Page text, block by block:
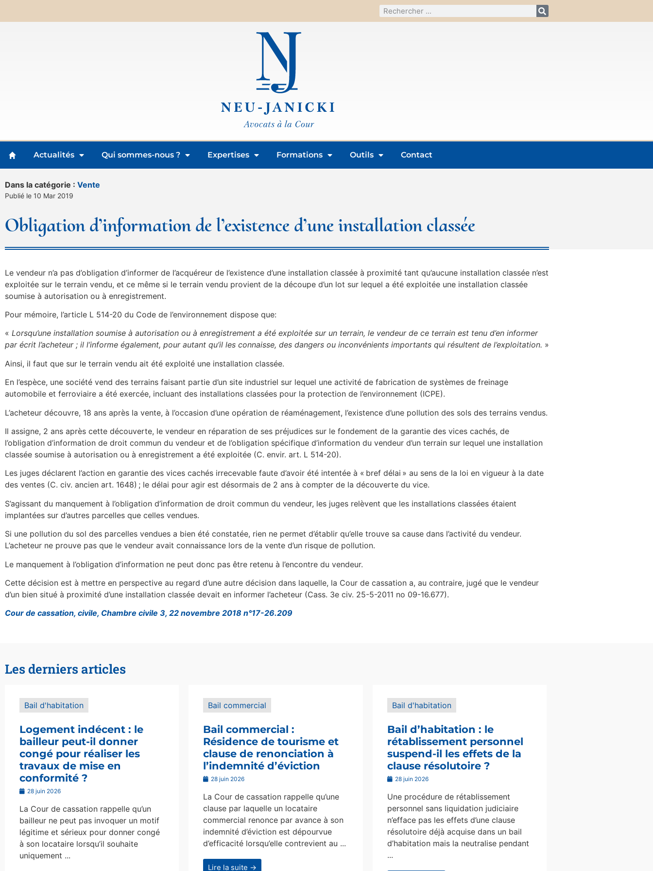
Actualités Qui sommes-nous ? Expertises Formations Outils Contact
Dans la catégorie : Vente
Publié le 10 Mar 2019
Obligation d’information de l’existence d’une installation classée
Le vendeur n’a pas d’obligation d’informer de l’acquéreur de l’existence d’une installation classée à proximité tant qu’aucune installation classée n’est
exploitée sur le terrain vendu, et ce même si le terrain vendu provient de la découpe d’un lot sur lequel a été exploitée une installation classée
soumise à autorisation ou à enregistrement.
Pour mémoire, l’article L 514-20 du Code de l’environnement dispose que:
« Lorsqu’une installation soumise à autorisation ou à enregistrement a été exploitée sur un terrain, le vendeur de ce terrain est tenu d’en informer
par écrit l’acheteur ; il l’informe également, pour autant qu’il les connaisse, des dangers ou inconvénients importants qui résultent de l’exploitation. »
Ainsi, il faut que sur le terrain vendu ait été exploité une installation classée.
En l’espèce, une société vend des terrains faisant partie d’un site industriel sur lequel une activité de fabrication de systèmes de freinage
automobile et ferroviaire a été exercée, incluant des installations classées pour la protection de l’environnement (ICPE).
L’acheteur découvre, 18 ans après la vente, à l’occasion d’une opération de réaménagement, l’existence d’une pollution des sols des terrains vendus.
Il assigne, 2 ans après cette découverte, le vendeur en réparation de ses préjudices sur le fondement de la garantie des vices cachés, de
l’obligation d’information de droit commun du vendeur et de l’obligation spécifique d’information du vendeur d’un terrain sur lequel une installation
classée soumise à autorisation ou à enregistrement a été exploitée (C. envir. art. L 514-20).
Les juges déclarent l’action en garantie des vices cachés irrecevable faute d’avoir été intentée à « bref délai » au sens de la loi en vigueur à la date
des ventes (C. civ. ancien art. 1648) ; le délai pour agir est désormais de 2 ans à compter de la découverte du vice.
S’agissant du manquement à l’obligation d’information de droit commun du vendeur, les juges relèvent que les installations classées étaient
implantées sur d’autres parcelles que celles vendues.
Si une pollution du sol des parcelles vendues a bien été constatée, rien ne permet d’établir qu’elle trouve sa cause dans l’activité du vendeur.
L’acheteur ne prouve pas que le vendeur avait connaissance lors de la vente d’un risque de pollution.
Le manquement à l’obligation d’information ne peut donc pas être retenu à l’encontre du vendeur.
Cette décision est à mettre en perspective au regard d’une autre décision dans laquelle, la Cour de cassation a, au contraire, jugé que le vendeur
d’un bien situé à proximité d’une installation classée devait en informer l’acheteur (Cass. 3e civ. 25-5-2011 no 09-16.677).
Cour de cassation, civile, Chambre civile 3, 22 novembre 2018 n°17-26.209
Les derniers articles
Bail d'habitation
Logement indécent : le
bailleur peut-il donner
congé pour réaliser les
travaux de mise en
conformité ?
28 juin 2026
La Cour de cassation rappelle qu’un
bailleur ne peut pas invoquer un motif
légitime et sérieux pour donner congé
à son locataire lorsqu’il souhaite
uniquement ...
Bail commercial
Bail commercial :
Résidence de tourisme et
clause de renonciation à
l’indemnité d’éviction
28 juin 2026
La Cour de cassation rappelle qu’une
clause par laquelle un locataire
commercial renonce par avance à son
indemnité d’éviction est dépourvue
d’efficacité lorsqu’elle contrevient au ...
Lire la suite →
Bail d'habitation
Bail d’habitation : le
rétablissement personnel
suspend-il les effets de la
clause résolutoire ?
28 juin 2026
Une procédure de rétablissement
personnel sans liquidation judiciaire
n’efface pas les effets d’une clause
résolutoire déjà acquise dans un bail
d’habitation mais la neutralise pendant
...